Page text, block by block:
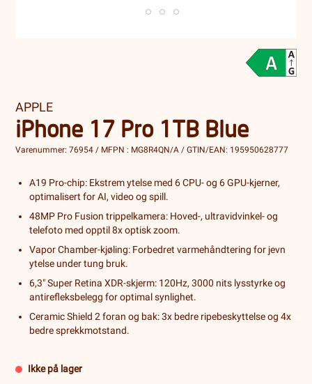
APPLE
iPhone 17 Pro 1TB Blue
Varenummer: 76954 / MFPN : MG8R4QN/A / GTIN/EAN: 195950628777
A19 Pro-chip: Ekstrem ytelse med 6 CPU- og 6 GPU-kjerner,
optimalisert for AI, video og spill.
48MP Pro Fusion trippelkamera: Hoved-, ultravidvinkel- og
telefoto med opptil 8x optisk zoom.
Vapor Chamber-kjøling: Forbedret varmehåndtering for jevn
ytelse under tung bruk.
6,3" Super Retina XDR-skjerm: 120Hz, 3000 nits lysstyrke og
antirefleksbelegg for optimal synlighet.
Ceramic Shield 2 foran og bak: 3x bedre ripebeskyttelse og 4x
bedre sprekkmotstand.
Ikke på lager